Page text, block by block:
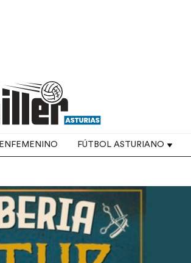
ENFEMENINO FÚTBOL ASTURIANO